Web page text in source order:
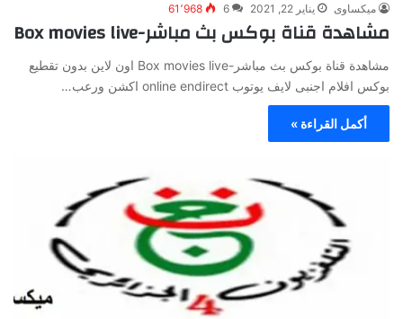
ميكساوى يناير 22, 2021 6 61٬968
مشاهدة قناة بوكس بث مباشر-Box movies live
مشاهدة قناة بوكس بث مباشر-Box movies live اون لاين بدون تقطيع
بوكس افلام اجنبى لايف يوتوب online endirect اكشن ورعب…
أكمل القراءة »